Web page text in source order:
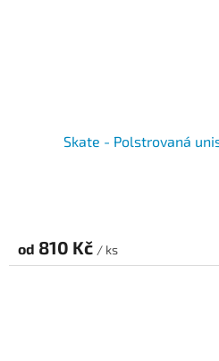
Skate - Polstrovaná
od 810 Kč / ks